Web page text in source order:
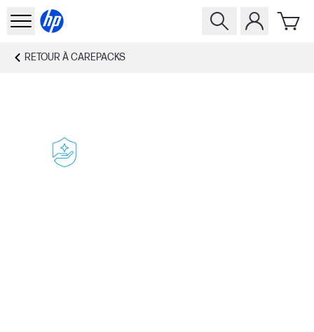
RETOUR ÀCAREPACKS